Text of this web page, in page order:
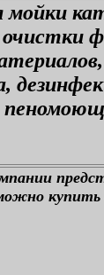
мойки
очистки
купить